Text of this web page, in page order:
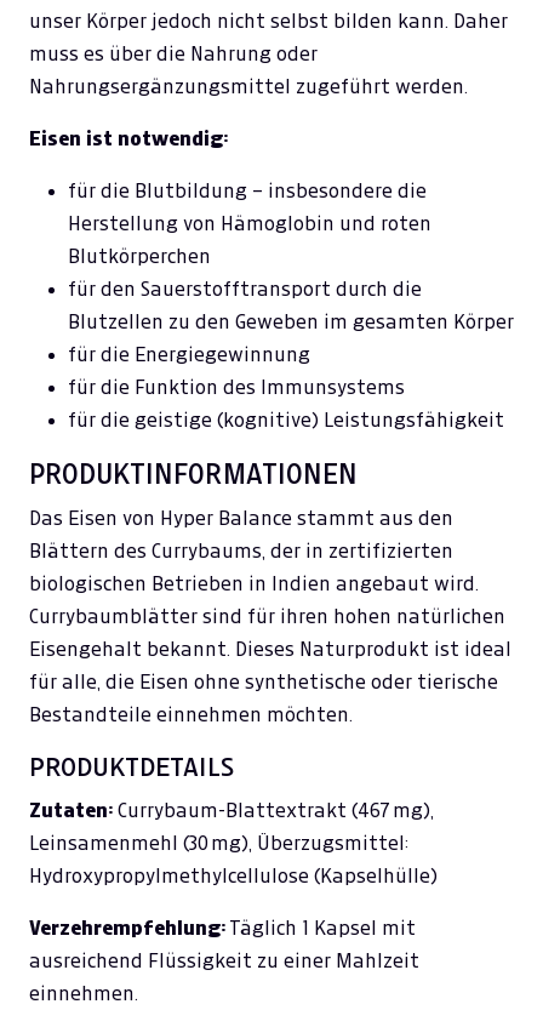
unser Körper jedoch nicht selbst bilden kann. Daher
muss es über die Nahrung oder
Nahrungsergänzungsmittel zugeführt werden.
Eisen ist notwendig:
für die Blutbildung – insbesondere die
Herstellung von Hämoglobin und roten
Blutkörperchen
für den Sauerstofftransport durch die
Blutzellen zu den Geweben im gesamten Körper
für die Energiegewinnung
für die Funktion des Immunsystems
für die geistige (kognitive) Leistungsfähigkeit
PRODUKTINFORMATIONEN
Das Eisen von Hyper Balance stammt aus den
Blättern des Currybaums, der in zertifizierten
biologischen Betrieben in Indien angebaut wird.
Currybaumblätter sind für ihren hohen natürlichen
Eisengehalt bekannt. Dieses Naturprodukt ist ideal
für alle, die Eisen ohne synthetische oder tierische
Bestandteile einnehmen möchten.
PRODUKTDETAILS
Zutaten: Currybaum-Blattextrakt (467 mg),
Leinsamenmehl (30 mg), Überzugsmittel:
Hydroxypropylmethylcellulose (Kapselhülle)
Verzehrempfehlung: Täglich 1 Kapsel mit
ausreichend Flüssigkeit zu einer Mahlzeit
einnehmen.